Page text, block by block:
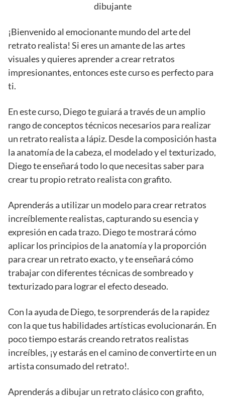
dibujante
¡Bienvenido al emocionante mundo del arte del
retrato realista! Si eres un amante de las artes
visuales y quieres aprender a crear retratos
impresionantes, entonces este curso es perfecto para
ti.
En este curso, Diego te guiará a través de un amplio
rango de conceptos técnicos necesarios para realizar
un retrato realista a lápiz. Desde la composición hasta
la anatomía de la cabeza, el modelado y el texturizado,
Diego te enseñará todo lo que necesitas saber para
crear tu propio retrato realista con grafito.
Aprenderás a utilizar un modelo para crear retratos
increíblemente realistas, capturando su esencia y
expresión en cada trazo. Diego te mostrará cómo
aplicar los principios de la anatomía y la proporción
para crear un retrato exacto, y te enseñará cómo
trabajar con diferentes técnicas de sombreado y
texturizado para lograr el efecto deseado.
Con la ayuda de Diego, te sorprenderás de la rapidez
con la que tus habilidades artísticas evolucionarán. En
poco tiempo estarás creando retratos realistas
increíbles, ¡y estarás en el camino de convertirte en un
artista consumado del retrato!.
Aprenderás a dibujar un retrato clásico con grafito,